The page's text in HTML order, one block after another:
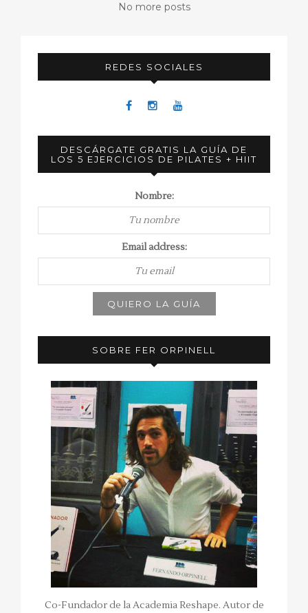
No more posts
REDES SOCIALES
DESCÁRGATE GRATIS LA GUÍA DE
LOS 5 EJERCICIOS DE PILATES + HIIT
Nombre:
Email address:
SOBRE FER ORPINELL
Co-Fundador de la Academia Reshape. Autor de